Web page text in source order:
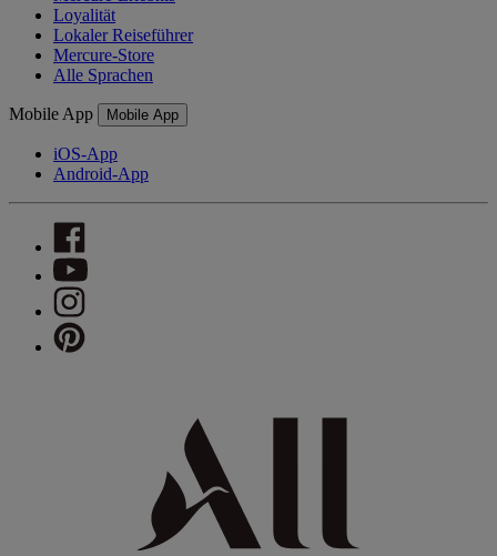
Loyalität
Lokaler Reiseführer
Mercure-Store
Alle Sprachen
Mobile App Mobile App
iOS-App
Android-App